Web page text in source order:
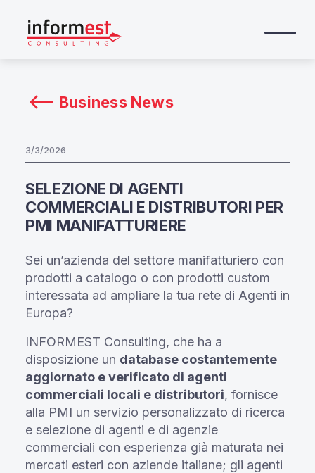
Business News
3/3/2026
SELEZIONE DI AGENTI
COMMERCIALI E DISTRIBUTORI PER
PMI MANIFATTURIERE
Sei un’azienda del settore manifatturiero con
prodotti a catalogo o con prodotti custom
interessata ad ampliare la tua rete di Agenti in
Europa?
INFORMEST Consulting, che ha a
disposizione un database costantemente
aggiornato e verificato di agenti
commerciali locali e distributori, fornisce
alla PMI un servizio personalizzato di ricerca
e selezione di agenti e di agenzie
commerciali con esperienza già maturata nei
mercati esteri con aziende italiane; gli agenti